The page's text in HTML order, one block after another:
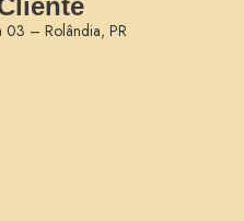
03 – Rolândia, PR